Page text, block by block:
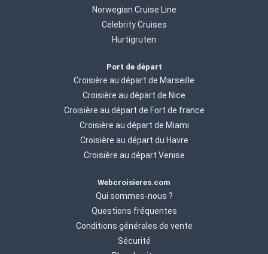
Norwegian Cruise Line
Celebrity Cruises
Hurtigruten
Port de départ
Croisière au départ de Marseille
Croisière au départ de Nice
Croisière au départ de Fort de france
Croisière au départ de Miami
Croisière au départ du Havre
Croisière au départ Venise
Webcroisieres.com
Qui sommes-nous ?
Questions fréquentes
Conditions générales de vente
Sécurité